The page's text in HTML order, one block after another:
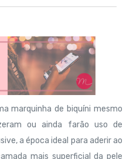
marquinha de biquíni mesmo
ou ainda farão uso de
a época ideal para aderir ao
mais superficial da pele